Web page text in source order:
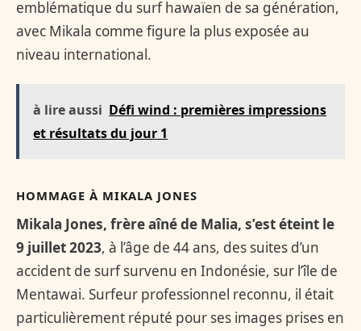
emblématique du surf hawaïen de sa génération,
avec Mikala comme figure la plus exposée au
niveau international.
à lire aussi Défi wind : premières impressions
et résultats du jour 1
HOMMAGE À MIKALA JONES
Mikala Jones, frère aîné de Malia, s’est éteint le
9 juillet 2023, à l’âge de 44 ans, des suites d’un
accident de surf survenu en Indonésie, sur l’île de
Mentawai. Surfeur professionnel reconnu, il était
particulièrement réputé pour ses images prises en